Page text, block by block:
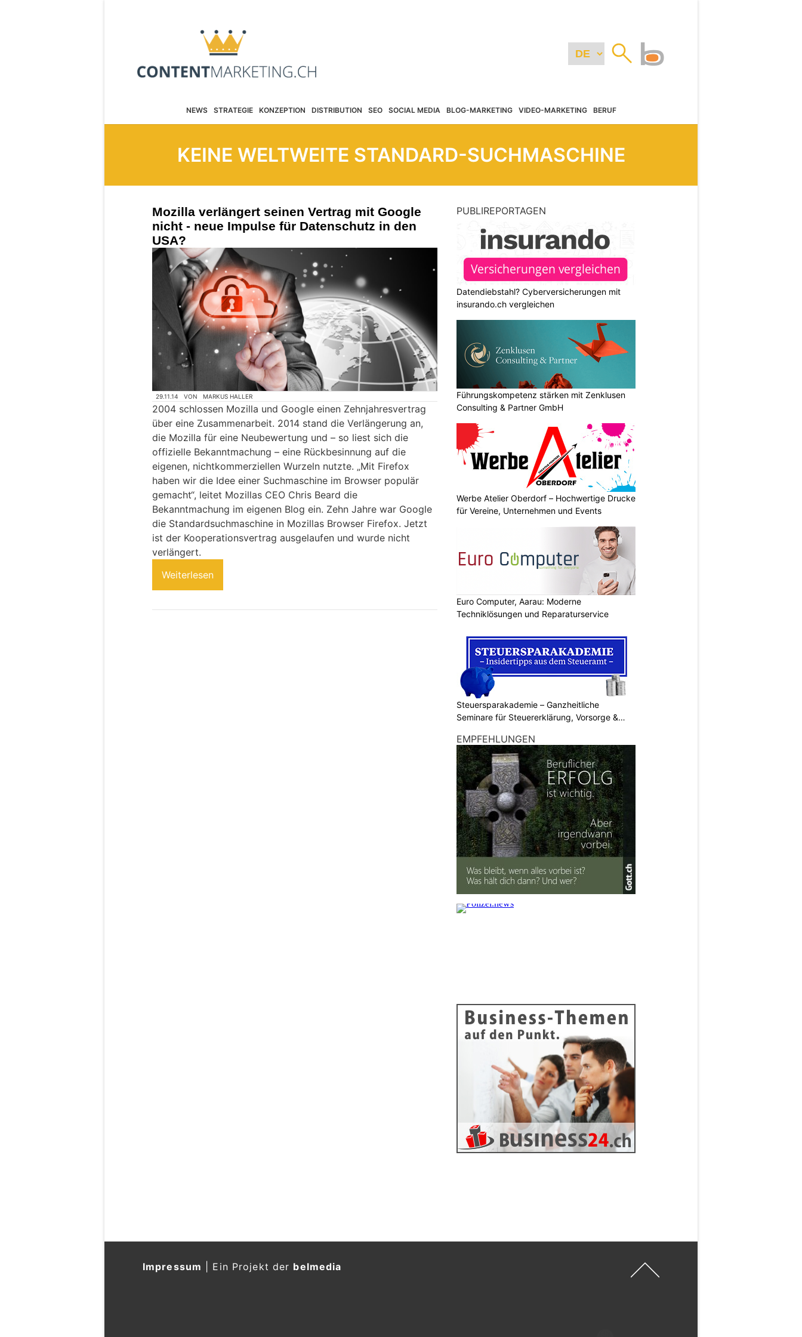
NEWS STRATEGIE KONZEPTION DISTRIBUTION SEO SOCIAL MEDIA BLOG-MARKETING VIDEO-MARKETING BERUF
KEINE WELTWEITE STANDARD-SUCHMASCHINE
Mozilla verlängert seinen Vertrag mit Google
nicht - neue Impulse für Datenschutz in den
USA?
29.11.14 VON MARKUS HALLER
2004 schlossen Mozilla und Google einen Zehnjahresvertrag
über eine Zusammenarbeit. 2014 stand die Verlängerung an,
die Mozilla für eine Neubewertung und – so liest sich die
offizielle Bekanntmachung – eine Rückbesinnung auf die
eigenen, nichtkommerziellen Wurzeln nutzte. „Mit Firefox
haben wir die Idee einer Suchmaschine im Browser populär
gemacht“, leitet Mozillas CEO Chris Beard die
Bekanntmachung im eigenen Blog ein. Zehn Jahre war Google
die Standardsuchmaschine in Mozillas Browser Firefox. Jetzt
ist der Kooperationsvertrag ausgelaufen und wurde nicht
verlängert.
Weiterlesen
PUBLIREPORTAGEN
Datendiebstahl? Cyberversicherungen mit
insurando.ch vergleichen
Führungskompetenz stärken mit Zenklusen
Consulting & Partner GmbH
Werbe Atelier Oberdorf – Hochwertige Drucke
für Vereine, Unternehmen und Events
Euro Computer, Aarau: Moderne
Techniklösungen und Reparaturservice
Steuersparakademie – Ganzheitliche
Seminare für Steuererklärung, Vorsorge &
EMPFEHLUNGEN
Impressum Ein Projekt der belmedia